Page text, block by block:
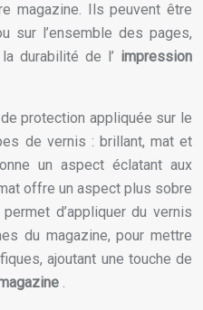
magazine. Ils peuvent être
sur l’ensemble des pages,
durabilité de l’ impression
protection appliquée sur le
de vernis : brillant, mat et
un aspect éclatant aux
offre un aspect plus sobre
d’appliquer du vernis
du magazine, pour mettre
ajoutant une touche de
.